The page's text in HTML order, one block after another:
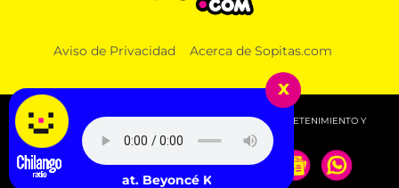
Aviso de Privacidad Acerca de Sopitas.com
© 2026 SOPITAS.COM - MÚSICA, NOTICIAS, DEPORTES, ENTRETENIMIENTO Y
MÁS!.
x
JAY-Z feat. Beyoncé Knowles - 03' Bonnie & Clyde